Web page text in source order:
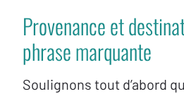
Provenance et
phrase marquante
Soulignons tout d’abord